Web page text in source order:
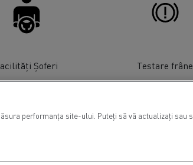
Șoferi Testare frâne
performanța site-ului. Puteți să vă actualizați